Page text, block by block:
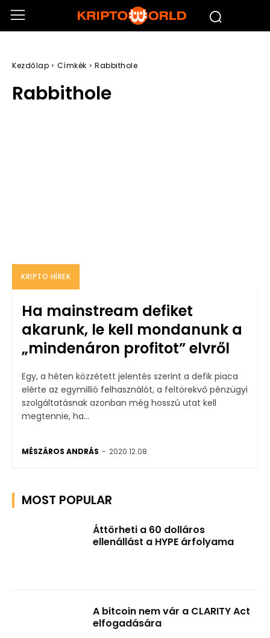
Kezdőlap Címkék Rabbithole
Rabbithole
KRIPTO HÍREK
Ha mainstream defiket
akarunk, le kell mondanunk a
„mindenáron profitot” elvről
Egy, a héten közzétett jelentés szerint a defik piaca
elérte az egymillió felhasználót, a feltörekvő pénzügyi
szolgáltatásnak azonban még hosszú utat kell
megtennie, ha...
MÉSZÁROS ANDRÁS - 2020.12.08.
MOST POPULAR
Áttörheti a 60 dolláros
ellenállást a HYPE árfolyama
A bitcoin nem vár a CLARITY Act
elfogadására